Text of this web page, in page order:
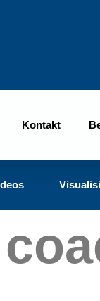
Kontakt